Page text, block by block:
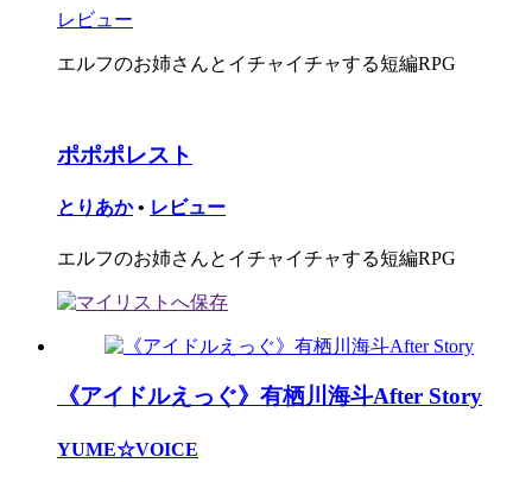
レビュー
エルフのお姉さんとイチャイチャする短編RPG
ポポポレスト
とりあか • レビュー
エルフのお姉さんとイチャイチャする短編RPG
《アイドルえっぐ》有栖川海斗After Story
YUME☆VOICE